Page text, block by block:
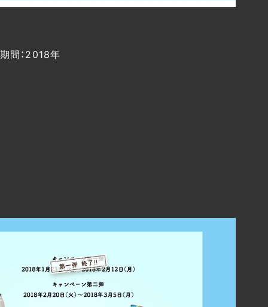
期間：2018年